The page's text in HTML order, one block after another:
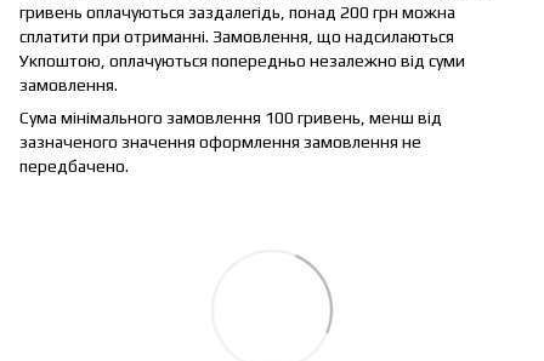
гривень оплачуються заздалегідь, понад 200 грн можна
сплатити при отриманні. Замовлення, що надсилаються
Укпоштою, оплачуються попередньо незалежно від суми
замовлення.
Сума мінімального замовлення 100 гривень, менш від
зазначеного значення оформлення замовлення не
передбачено.